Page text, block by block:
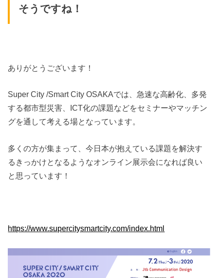
そうですね！
ありがとうございます！
Super City /Smart City OSAKAでは、急速な高齢化、多発
する都市型災害、ICT化の課題などをセミナーやマッチン
グを通して考える場となっています。
多くの方が集まって、今日本が抱えている課題を解決す
るきっかけとなるようなオンライン展示会になれば良い
と思っています！
https://www.supercitysmartcity.com/index.html